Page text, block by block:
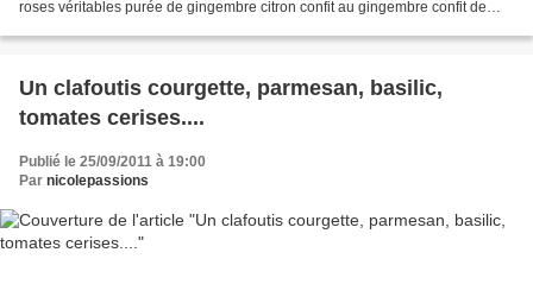
roses véritables purée de gingembre citron confit au gingembre confit de
Un clafoutis courgette, parmesan, basilic,
tomates cerises....
Publié le 25/09/2011 à 19:00
Par nicolepassions